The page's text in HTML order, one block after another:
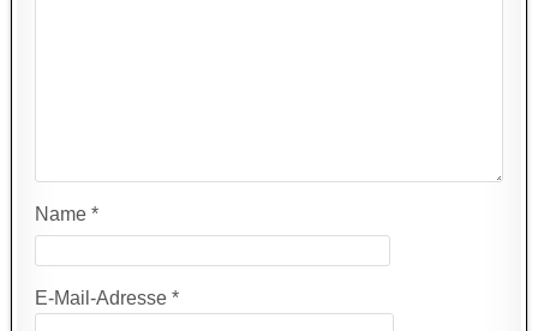
Name*
E-Mail-Adresse*